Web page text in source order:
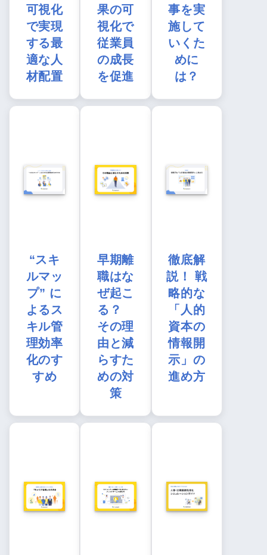
可視化
で実現
する最
適な人
材配置
果の可
視化で
従業員
の成長
を促進
事を実
施して
いくた
めに
は？
“スキ
ルマッ
プ” に
よるス
キル管
理効率
化のす
すめ
早期離
職はな
ぜ起こ
る？
その理
由と減
らすた
めの対
策
徹底解
説！ 戦
略的な
「人的
資本の
情報開
示」の
進め方